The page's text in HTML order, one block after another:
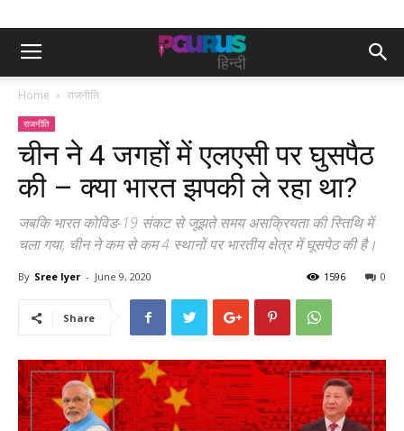
Home राजनीति
राजनीति
चीन ने 4 जगहों में एलएसी पर घुसपैठ
की – क्या भारत झपकी ले रहा था?
जबकि भारत कोविड-19 संकट से जूझते समय असक्रियता की स्तिथि में
चला गया, चीन ने कम से कम 4 स्थानों पर भारतीय क्षेत्र में घूसपेठ की है।
By Sree Iyer - June 9, 2020 0
1596
Share